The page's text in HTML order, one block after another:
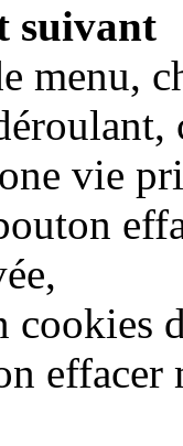
suivant
menu,
vie
effacer